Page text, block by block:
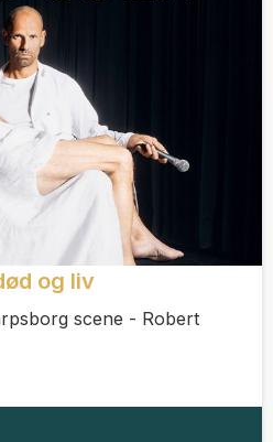
og liv
scene - Robert